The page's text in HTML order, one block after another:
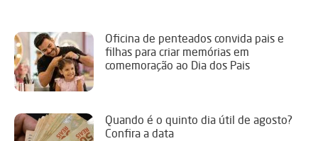
Oficina de penteados convida pais e
filhas para criar memórias em
comemoração ao Dia dos Pais
Quando é o quinto dia útil de agosto?
Confira a data